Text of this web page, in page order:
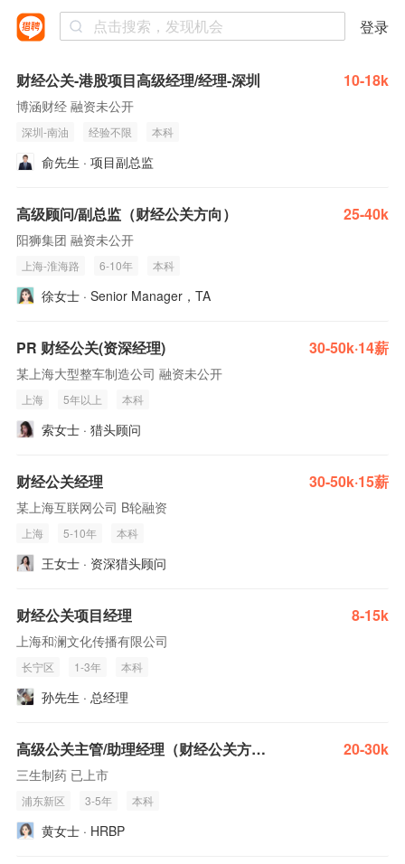
登录
财经公关-港股项目高级经理/经理-深圳 10-18k
博涵财经 融资未公开
深圳-南油 经验不限 本科
俞先生 · 项目副总监
高级顾问/副总监（财经公关方向） 25-40k
阳狮集团 融资未公开
上海-淮海路 6-10年 本科
徐女士 · Senior Manager，TA
PR 财经公关(资深经理) 30-50k·14薪
某上海大型整车制造公司 融资未公开
上海 5年以上 本科
索女士 · 猎头顾问
财经公关经理 30-50k·15薪
某上海互联网公司 B轮融资
上海 5-10年 本科
王女士 · 资深猎头顾问
财经公关项目经理 8-15k
上海和澜文化传播有限公司
长宁区 1-3年 本科
孙先生 · 总经理
高级公关主管/助理经理（财经公关方向） 20-30k
三生制药 已上市
浦东新区 3-5年 本科
黄女士 · HRBP